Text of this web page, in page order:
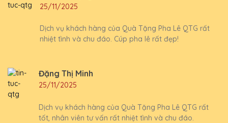
25/11/2025
Dịch vụ khách hàng của Quà Tặng Pha Lê QTG rất
nhiệt tình và chu đáo. Cúp pha lê rất đẹp!
Đặng Thị Minh
25/11/2025
Dịch vụ khách hàng của Quà Tặng Pha Lê QTG rất
tốt, nhân viên tư vấn rất nhiệt tình và chu đáo.